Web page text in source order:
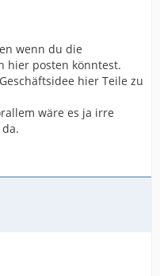
wenn du die
hier posten könntest.
hier Teile zu
wäre es ja irre